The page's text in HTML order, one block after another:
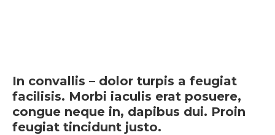
In convallis – dolor turpis a feugiat
facilisis. Morbi iaculis erat posuere,
congue neque in, dapibus dui. Proin
feugiat tincidunt justo.